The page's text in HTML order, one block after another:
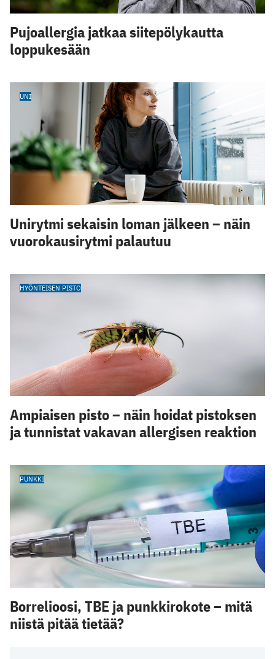
Pujoallergia jatkaa siitepölykautta
loppukesään
UNI
Unirytmi sekaisin loman jälkeen – näin
vuorokausirytmi palautuu
HYÖNTEISEN PISTO
Ampiaisen pisto – näin hoidat pistoksen
ja tunnistat vakavan allergisen reaktion
PUNKKI
Borrelioosi, TBE ja punkkirokote – mitä
niistä pitää tietää?